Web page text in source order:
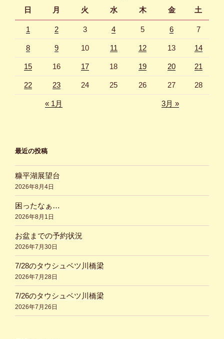
日
月 火 水 木 金 土
1 2 3 4 5 6 7
8 9 10 11 12 13 14
15 16 17 18 19 20 21
22 23 24 25 26 27 28
« 1月 3月 »
最近の投稿
糠平湖展望台
2026年8月4日
困ったなぁ…
2026年8月1日
お盆までの予約状況
2026年7月30日
7/28のタウシュベツ川橋梁
2026年7月28日
7/26のタウシュベツ川橋梁
2026年7月26日